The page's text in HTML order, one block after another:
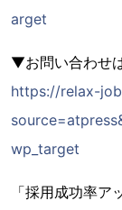
arget
▼お問い合わせ
https://relax-
wp_target
「採用成功率ア